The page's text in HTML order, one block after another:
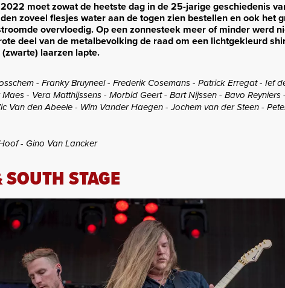
moet zowat de heetste dag in de 25-jarige geschiedenis
zoveel flesjes water aan de togen zien bestellen en ook het
overvloedig. Op een zonnesteek meer of minder werd
deel van de metalbevolking de raad om een lichtgekleurd
laarzen lapte.
- Franky Bruyneel - Frederik Cosemans - Patrick Erregat - Ief
- Vera Matthijssens - Morbid Geert - Bart Nijssen - Bavo Reyniers
Van den Abeele - Wim Vander Haegen - Jochem van der Steen -
- Gino Van Lancker
STAGE